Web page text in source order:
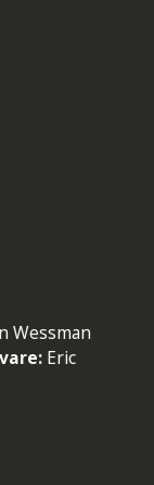
Wessman
Eric